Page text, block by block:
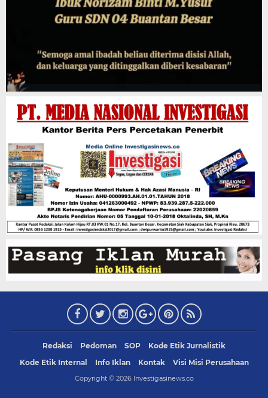
Redaksi Pedoman SOP
Kode Etik Jurnalistik
Kode Etik Internal
Info Iklan Kontak Visi Misi Perusahaan
Copyright © 2026 Investigasinews.co